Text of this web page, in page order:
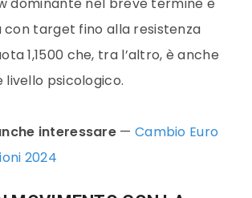
con target fino alla resistenza
1,1500 che, tra l’altro, è anche
psicologico.
interessare — Cambio Euro
2024